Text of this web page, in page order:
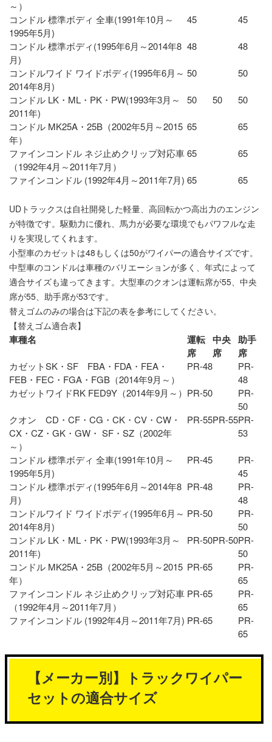
～）
コンドル 標準ボディ 全車(1991年10月～
1995年5月)
45 45
コンドル 標準ボディ(1995年6月～2014年8
月)
48 48
コンドルワイド ワイドボディ(1995年6月～
2014年8月)
50 50
コンドル LK・ML・PK・PW(1993年3月～
2011年)
50 50 50
コンドル MK25A・25B（2002年5月～2015
年）
65 65
ファインコンドル ネジ止めクリップ対応車
（1992年4月～2011年7月）
65 65
ファインコンドル (1992年4月～2011年7月) 65 65
UDトラックスは自社開発した軽量、高回転かつ高出力のエンジン
が特徴です。駆動力に優れ、馬力が必要な環境でもパワフルな走
りを実現してくれます。
小型車のカゼットは48もしくは50がワイパーの適合サイズです。
中型車のコンドルは車種のバリエーションが多く、年式によって
適合サイズも違ってきます。大型車のクオンは運転席が55、中央
席が55、助手席が53です。
替えゴムのみの場合は下記の表を参考にしてください。
【替えゴム適合表】
車種名
運転
席
中央
席
助手
席
カゼットSK・SF FBA・FDA・FEA・
FEB・FEC・FGA・FGB（2014年9月～）
PR-48
PR-
48
カゼットワイドRK FED9Y（2014年9月～） PR-50
PR-
50
クオン CD・CF・CG・CK・CV・CW・
CX・CZ・GK・GW・ SF・SZ（2002年
～）
PR-55PR-55PR-
53
コンドル 標準ボディ 全車(1991年10月～
1995年5月)
PR-45
PR-
45
コンドル 標準ボディ(1995年6月～2014年8
月)
PR-48
PR-
48
コンドルワイド ワイドボディ(1995年6月～
2014年8月)
PR-50
PR-
50
コンドル LK・ML・PK・PW(1993年3月～
2011年)
PR-50PR-50PR-
50
コンドル MK25A・25B（2002年5月～2015
年）
PR-65
PR-
65
ファインコンドル ネジ止めクリップ対応車
（1992年4月～2011年7月）
PR-65
PR-
65
ファインコンドル (1992年4月～2011年7月) PR-65
PR-
65
【メーカー別】トラックワイパー
セットの適合サイズ